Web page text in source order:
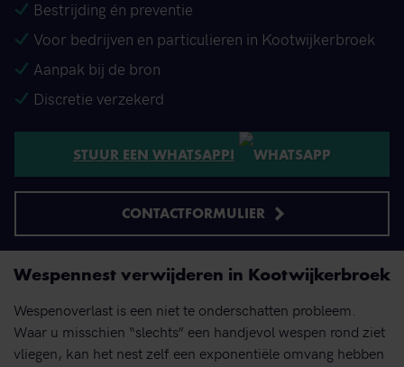
Bestrijding én preventie
Voor bedrijven en particulieren in Kootwijkerbroek
Aanpak bij de bron
Discretie verzekerd
STUUR EEN WHATSAPP!
CONTACTFORMULIER
Wespennest verwijderen in Kootwijkerbroek
Wespenoverlast is een niet te onderschatten probleem.
Waar u misschien “slechts” een handjevol wespen rond ziet
vliegen, kan het nest zelf een exponentiële omvang hebben